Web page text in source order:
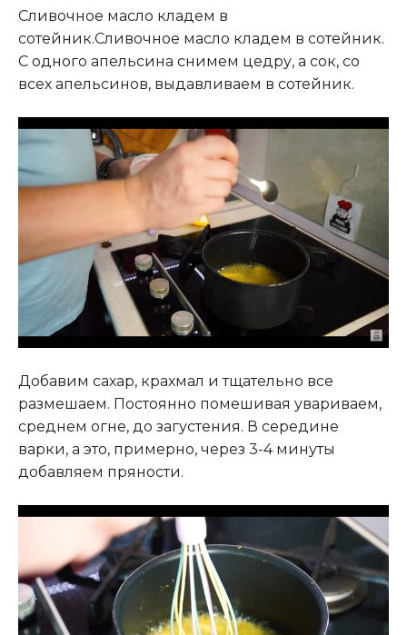
Сливочное масло кладем в
сотейник.Сливочное масло кладем в сотейник.
С одного апельсина снимем цедру, а сок, со
всех апельсинов, выдавливаем в сотейник.
Добавим сахар, крахмал и тщательно все
размешаем. Постоянно помешивая увариваем,
среднем огне, до загустения. В середине
варки, а это, примерно, через 3-4 минуты
добавляем пряности.